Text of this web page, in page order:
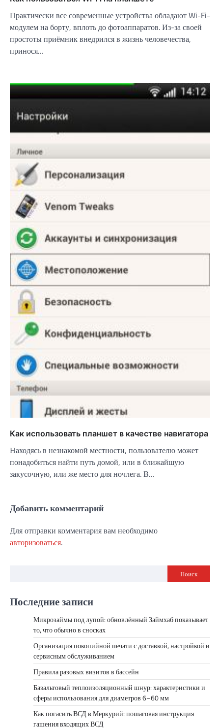
Практически все современные устройства обладают Wi-Fi-
модулем на борту, вплоть до фотоаппаратов. Из-за своей
простоты приёмник внедрился в жизнь человечества,
принося…
Как использовать планшет в качестве навигатора
Находясь в незнакомой местности, пользователю может
понадобиться найти путь домой, или в ближайшую
закусочную, или же место для ночлега. В…
Добавить комментарий
Для отправки комментария вам необходимо
авторизоваться.
Поиск
Последние записи
Микрозаймы под лупой: обновлённый Займхаб показывает
то, что обычно в сносках
Организация покопийной печати с доставкой, настройкой и
сервисным обслуживанием
Правила разовых визитов в бассейн
Базальтовый теплоизоляционный шнур: характеристики и
сферы использования для диаметров 6–60 мм
Как погасить ВСД в Меркурий: пошаговая инструкция
гашения входящих ВСД